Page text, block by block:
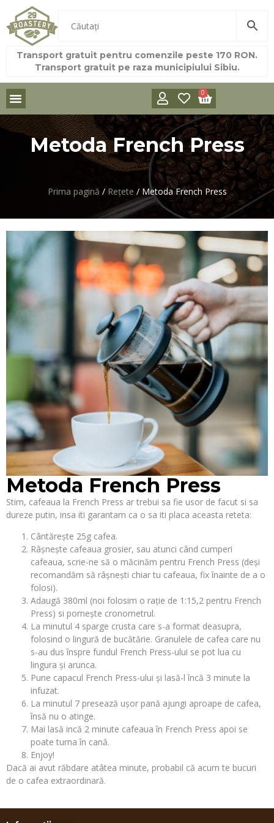
Transport gratuit pentru comenzile peste 170 RON.
Transport gratuit pe raza municipiului Sibiu.
0
Metoda French Press
Prima pagină / Rețete / Metoda French Press
Metoda French Press
Stim, cafeaua la French Press ar trebui sa fie usor de facut si sa
dureze putin, insa iti garantam ca o sa iti placa aceasta reteta:
Cântărește 25g cafea.
Râșnește cafeaua grosier, sau atunci când cumperi
cafeaua, scrie-ne să o măcinăm pentru French Press (deși
recomandăm să râșnești chiar tu cafeaua, fix înainte de a o
folosi).
Adaugă 380ml (noi folosim o rație de 1:15,2 pentru French
Press) si pornește cronometrul.
La minutul 4 sparge crusta care s-a format deasupra,
folosind o lingură de bucătărie. Granulele de cafea care nu
s-au dus înspre fundul French Press-ului se pot lua cu
lingura și arunca.
Pune capacul French Press-ului și lasă-l încă 3 minute la
infuzat.
La minutul 7 presează ușor pană ajungi aproape de cafea,
însă nu o atinge.
Mai lasă incă 2 minute cafeaua în French Press apoi se
poate turna în cană.
Enjoy!
Dacă ai avut răbdare atâtea minute, probabil că acum te bucuri
de o cafea extraordinară.